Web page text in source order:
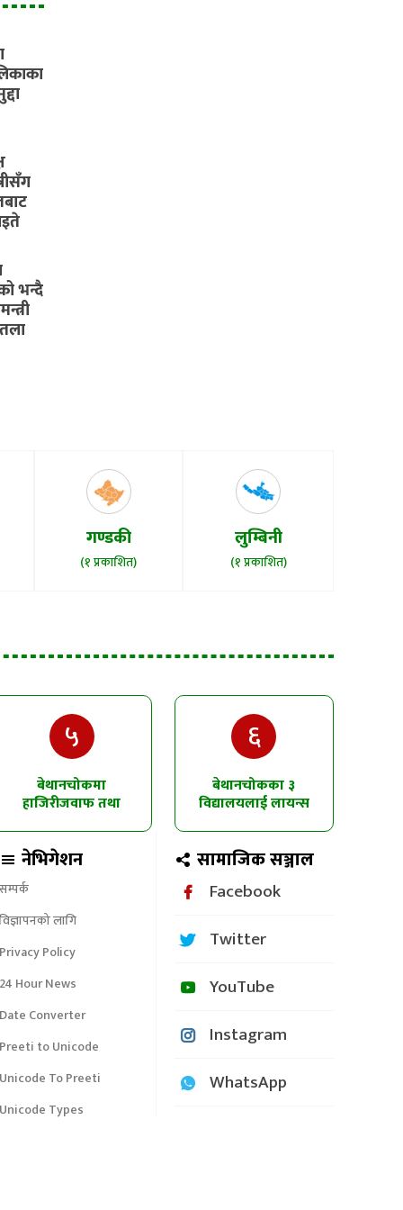
भन्दै
गण्डकी
(१ प्रकाशित)
लुम्बिनी
(१ प्रकाशित)
५
बेथानचोकमा
हाजिरीजवाफ तथा
६
बेथानचोकका ३
विद्यालयलाई लायन्स
नेभिगेशन
सम्पर्क
विज्ञापनको लागि
Privacy Policy
24 Hour News
Date Converter
Preeti to Unicode
Unicode To Preeti
Unicode Types
सामाजिक सञ्जाल
Facebook
Twitter
YouTube
Instagram
WhatsApp